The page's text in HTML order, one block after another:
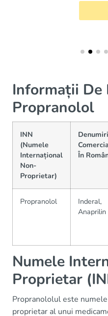
Informații De
Propranolol
INN
(Numele
Internațional
Non-
Proprietar)
Denumiri
În
Propranolol
Inderal,
Anaprilin
Numele
Proprietar
Propranololul este
proprietar al unui